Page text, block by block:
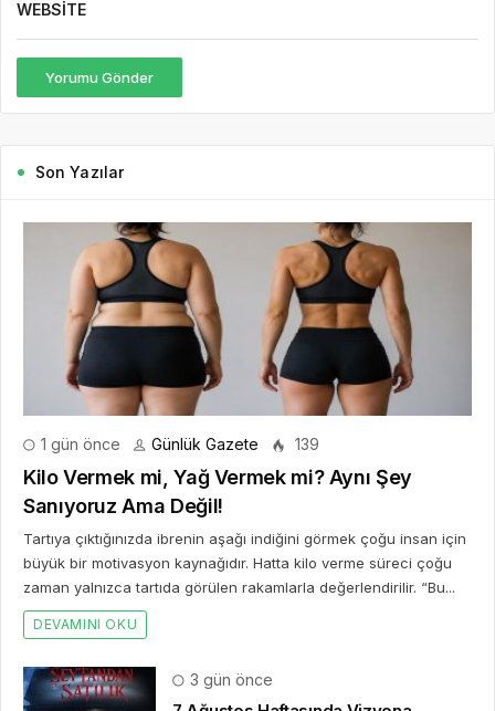
WEBSITE
Yorumu Gönder
Son Yazılar
1 gün önce Günlük Gazete 139
Kilo Vermek mi, Yağ Vermek mi? Aynı Şey
Sanıyoruz Ama Değil!
Tartıya çıktığınızda ibrenin aşağı indiğini görmek çoğu insan için
büyük bir motivasyon kaynağıdır. Hatta kilo verme süreci çoğu
zaman yalnızca tartıda görülen rakamlarla değerlendirilir. “Bu...
DEVAMINI OKU
3 gün önce